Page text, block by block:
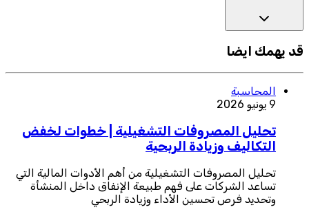
قد يهمك ايضا
المحاسبة
9 يونيو 2026
تحليل المصروفات التشغيلية | خطوات لخفض
التكاليف وزيادة الربحية
تحليل المصروفات التشغيلية من أهم الأدوات المالية التي
تساعد الشركات على فهم طبيعة الإنفاق داخل المنشأة
وتحديد فرص تحسين الأداء وزيادة الربحي